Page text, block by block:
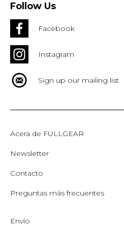
Follow Us
Facebook
Instagram
Sign up our mailing list
Acera de FULLGEAR
Newsletter
Contacto
Preguntas más frecuentes
Envío